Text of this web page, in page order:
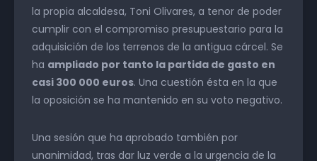
la propia alcaldesa, Toni Olivares, a tenor de poder
cumplir con el compromiso presupuestario para la
adquisición de los terrenos de la antigua cárcel. Se
ha ampliado por tanto la partida de gasto en
casi 300 000 euros. Una cuestión ésta en la que
la oposición se ha mantenido en su voto negativo.
Una sesión que ha aprobado también por
unanimidad, tras dar luz verde a la urgencia de la